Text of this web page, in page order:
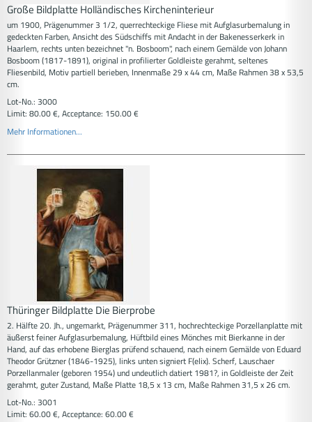
Große Bildplatte Holländisches Kircheninterieur
um 1900, Prägenummer 3 1/2, querrechteckige Fliese mit Aufglasurbemalung in
gedeckten Farben, Ansicht des Südschiffs mit Andacht in der Bakenesserkerk in
Haarlem, rechts unten bezeichnet "n. Bosboom", nach einem Gemälde von Johann
Bosboom (1817-1891), original in profilierter Goldleiste gerahmt, seltenes
Fliesenbild, Motiv partiell berieben, Innenmaße 29 x 44 cm, Maße Rahmen 38 x 53,5
cm.
Lot-No.: 3000
Limit: 80.00 €, Acceptance: 150.00 €
Mehr Informationen...
Thüringer Bildplatte Die Bierprobe
2. Hälfte 20. Jh., ungemarkt, Prägenummer 311, hochrechteckige Porzellanplatte mit
äußerst feiner Aufglasurbemalung, Hüftbild eines Mönches mit Bierkanne in der
Hand, auf das erhobene Bierglas prüfend schauend, nach einem Gemälde von Eduard
Theodor Grützner (1846-1925), links unten signiert F(elix). Scherf, Lauschaer
Porzellanmaler (geboren 1954) und undeutlich datiert 1981?, in Goldleiste der Zeit
gerahmt, guter Zustand, Maße Platte 18,5 x 13 cm, Maße Rahmen 31,5 x 26 cm.
Lot-No.: 3001
Limit: 60.00 €, Acceptance: 60.00 €